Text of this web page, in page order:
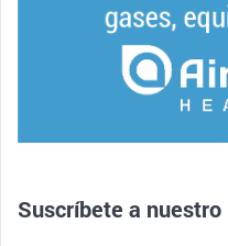
Suscríbete a nuestro